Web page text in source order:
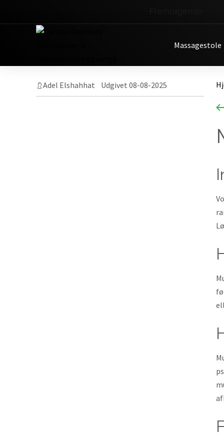
Massagestole
Adel Elshahhat Udgivet 08-08-2025